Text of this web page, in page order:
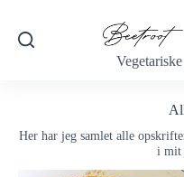
Her har jeg samlet alle
i mit